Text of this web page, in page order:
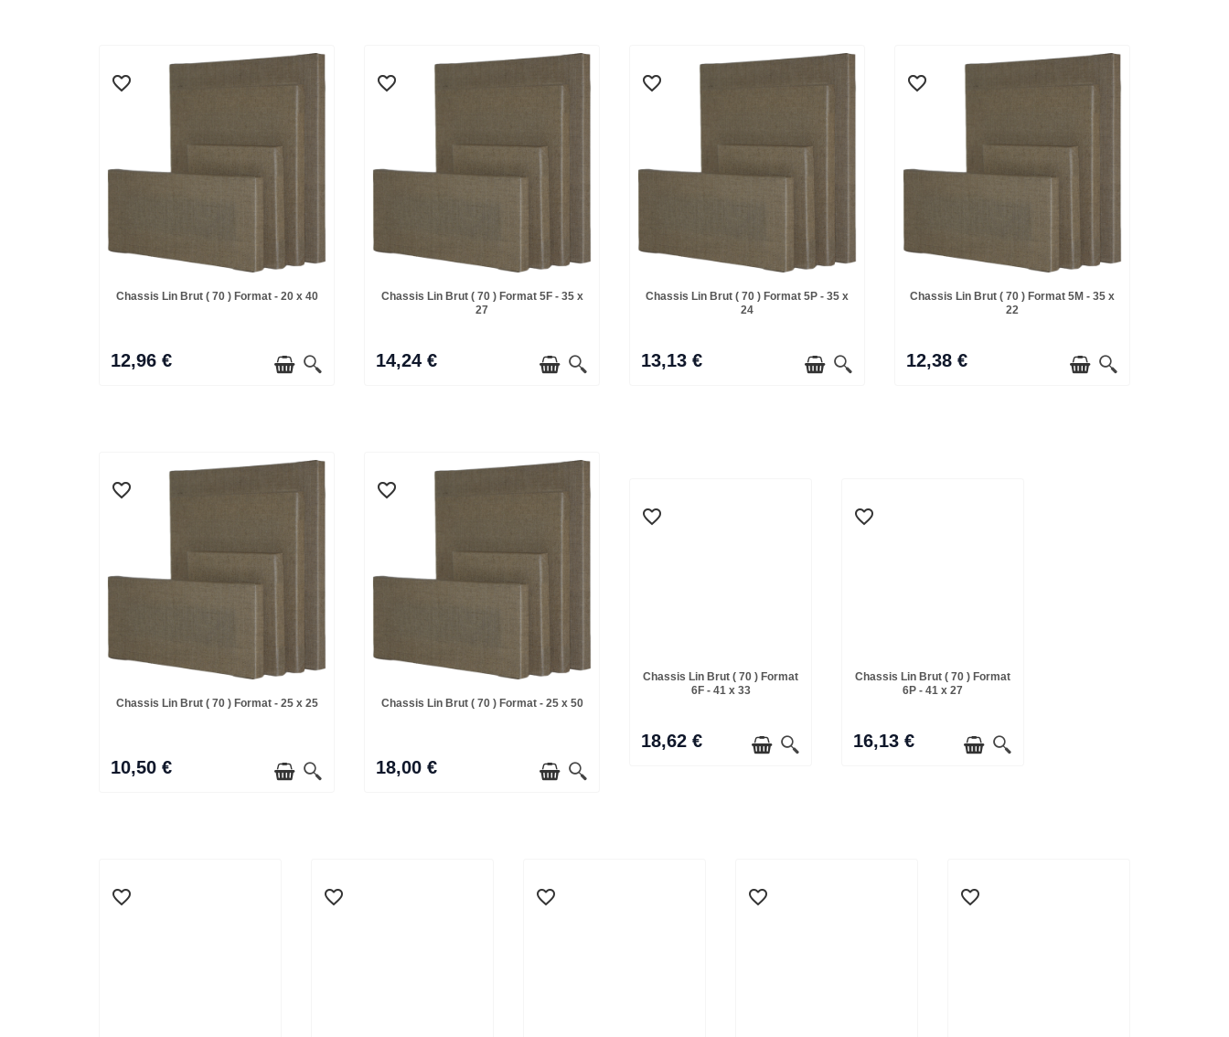
favorite_border
favorite_border
Chassis Lin Brut ( 70 ) Format - 20 x 40
12,96 €
favorite_border
favorite_border
Chassis Lin Brut ( 70 ) Format 5F - 35 x
27
14,24 €
favorite_border
favorite_border
Chassis Lin Brut ( 70 ) Format 5P - 35 x
24
13,13 €
favorite_border
favorite_border
Chassis Lin Brut ( 70 ) Format 5M - 35 x
22
12,38 €
favorite_border
favorite_border
Chassis Lin Brut ( 70 ) Format - 25 x 25
10,50 €
favorite_border
favorite_border
Chassis Lin Brut ( 70 ) Format - 25 x 50
18,00 €
favorite_border
Chassis Lin Brut ( 70 ) Format
6F - 41 x 33
18,62 €
favorite_border
Chassis Lin Brut ( 70 ) Format
6P - 41 x 27
16,13 €
favorite_border favorite_border favorite_border favorite_border favorite_border